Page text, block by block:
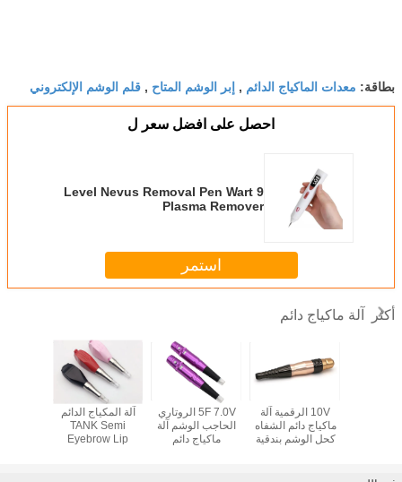
بطاقة: معدات الماكياج الدائم , إبر الوشم المتاح , قلم الوشم الإلكتروني
احصل على افضل سعر ل
9 Level Nevus Removal Pen Wart
Plasma Remover
استمر
أكثر آلة ماكياج دائم
آلة المكياج الدائم
TANK Semi
Eyebrow Lip
5F 7.0V الروتاري
الحاجب الوشم آلة
ماكياج دائم
10V الرقمية آلة
ماكياج دائم الشفاه
كحل الوشم بندقية